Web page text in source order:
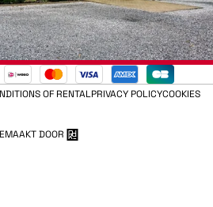
OF RENTALPRIVACY POLICYCOOKIES
DOOR